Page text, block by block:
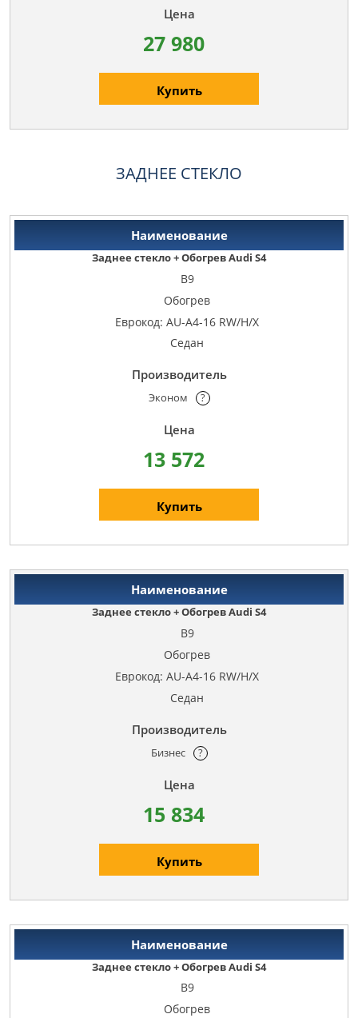
27 980
Купить
ЗАДНЕЕ СТЕКЛО
Заднее стекло + Обогрев Audi S4
B9
Обогрев
Еврокод: AU-A4-16 RW/H/X
Седан
Эконом ?
13 572
Купить
Заднее стекло + Обогрев Audi S4
B9
Обогрев
Еврокод: AU-A4-16 RW/H/X
Седан
Бизнес ?
15 834
Купить
Заднее стекло + Обогрев Audi S4
B9
Обогрев